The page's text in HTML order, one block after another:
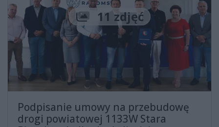
Liczba zdjęć
11 zdjęć
Podpisanie umowy na przebudowę
drogi powiatowej 1133W Stara